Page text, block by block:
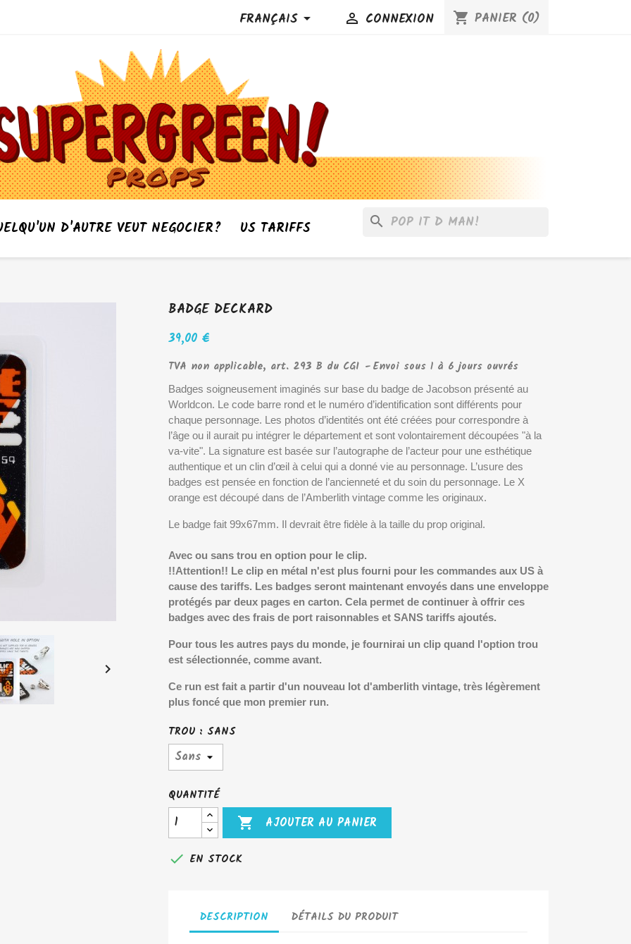
FRANÇAIS   CONNEXION shopping_cart PANIER (0)
D'AUTRE VEUT NEGOCIER? US TARIFFS search

BADGE DECKARD
39,00 €
TVA non applicable, art. 293 B du CGI Envoi sous 1 à 6 jours ouvrés
Badges soigneusement imaginés sur base du badge de Jacobson présenté au
Worldcon. Le code barre rond et le numéro d’identification sont différents pour
chaque personnage. Les photos d’identités ont été créées pour correspondre à
l’âge ou il aurait pu intégrer le département et sont volontairement découpées "à la
va-vite". La signature est basée sur l’autographe de l’acteur pour une esthétique
authentique et un clin d’œil à celui qui a donné vie au personnage. L’usure des
badges est pensée en fonction de l’ancienneté et du soin du personnage. Le X
orange est découpé dans de l’Amberlith vintage comme les originaux.
Le badge fait 99x67mm. Il devrait être fidèle à la taille du prop original.
Avec ou sans trou en option pour le clip.
!!Attention!! Le clip en métal n'est plus fourni pour les commandes aux US à
cause des tariffs. Les badges seront maintenant envoyés dans une enveloppe
protégés par deux pages en carton. Cela permet de continuer à offrir ces
badges avec des frais de port raisonnables et SANS tariffs ajoutés.
Pour tous les autres pays du monde, je fournirai un clip quand l'option trou
est sélectionnée, comme avant.
Ce run est fait a partir d'un nouveau lot d'amberlith vintage, très légèrement
plus foncé que mon premier run.
TROU : SANS
QUANTITÉ

AJOUTER AU PANIER
 EN STOCK
DESCRIPTION DÉTAILS DU PRODUIT